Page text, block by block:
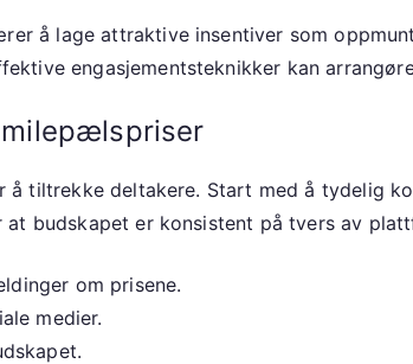
å lage attraktive insentiver som
engasjementsteknikker kan
tiltrekke deltakere. Start med å tydelig
budskapet er konsistent på tvers av
om prisene.
medier.